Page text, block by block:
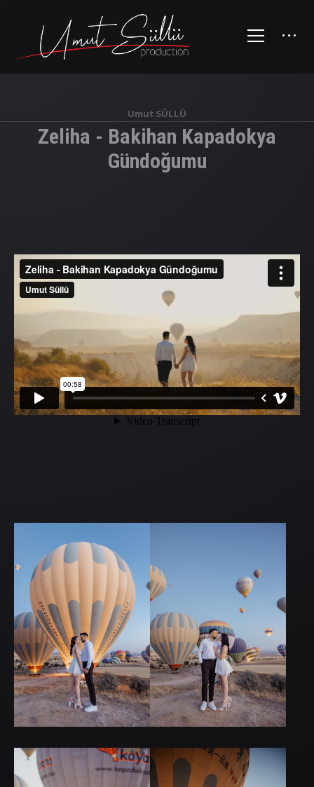
Umut SÜLLÜ
Zeliha - Bakihan Kapadokya
Gündoğumu